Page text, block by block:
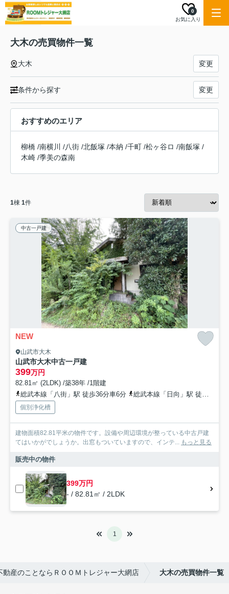
お気に入り
0
大木の売買物件一覧
大木 変更
条件から探す 変更
おすすめのエリア
柳橋 /南横川 /八街 /北飯塚 /本納 /千町 /松ヶ谷ロ /南飯塚 /
木崎 /季美の森南
1棟 1件
中古一戸建
NEW
山武市大木
山武市大木中古一戸建
399万円
82.81㎡ (2LDK) /築38年 /1階建
総武本線「八街」駅 徒歩36分車6分
総武本線「日向」駅 徒歩61分
個別浄化槽
建物面積82.81平米の物件です。設備や周辺環境が整っている中古戸建
てはいかがでしょうか。出窓もついていますので、インテ... もっと見る
販売中の物件
399万円
- / 82.81㎡ / 2LDK
1
動産のことならＲＯＯＭトレジャー大網店 大木の売買物件一覧